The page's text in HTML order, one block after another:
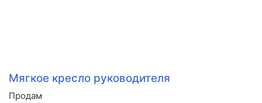
Мягкое кресло руководителя
Продам